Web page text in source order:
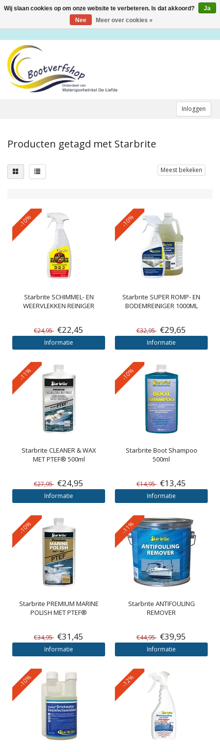
Inloggen
Toggle
Producten getagd met Starbrite
Meest bekeken
-10%
Starbrite SCHIMMEL- EN
WEERVLEKKEN REINIGER
€24,95 €22,45
Informatie
-10%
Starbrite SUPER ROMP- EN
BODEMREINIGER 1000ML
€32,95 €29,65
Informatie
-11%
Starbrite CLEANER & WAX
MET PTEF® 500ml
€27,95 €24,95
Informatie
-10%
Starbrite Boot Shampoo
500ml
€14,95 €13,45
Informatie
-10%
Starbrite PREMIUM MARINE
POLISH MET PTEF®
€34,95 €31,45
Informatie
-11%
Starbrite ANTIFOULING
REMOVER
€44,95 €39,95
Informatie
-10% -12%
Wij slaan cookies op om onze website te verbeteren. Is dat akkoord?
Ja
Nee
Meer over cookies »